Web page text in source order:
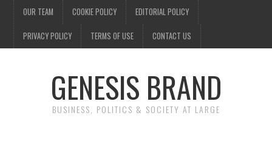
OUR TEAM COOKIE POLICY EDITORIAL POLICY
PRIVACY POLICY TERMS OF USE CONTACT US
GENESIS BRAND
BUSINESS, POLITICS & SOCIETY AT LARGE